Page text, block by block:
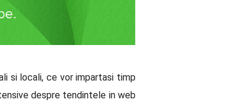
si locali, ce vor impartasi timp
despre tendintele in web